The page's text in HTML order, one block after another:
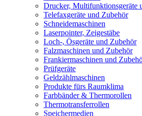
Drucker, Multifunktionsgeräte
Telefaxgeräte und Zubehör
Schneidemaschinen
Laserpointer, Zeigestäbe
Loch-, Ösgeräte und Zubehör
Falzmaschinen und Zubehör
Frankiermaschinen und
Prüfgeräte
Geldzählmaschinen
Produkte fürs Raumklima
Farbbänder & Thermorollen
Thermotransferrollen
Speichermedien